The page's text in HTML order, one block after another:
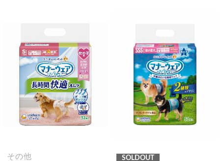
その他
SOLDOUT